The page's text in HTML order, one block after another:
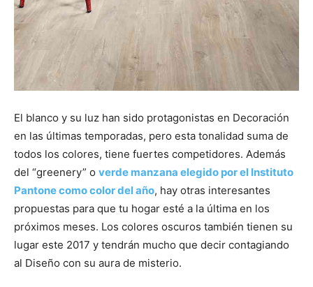
El blanco y su luz han sido protagonistas en Decoración
en las últimas temporadas, pero esta tonalidad suma de
todos los colores, tiene fuertes competidores. Además
del “greenery” o verde manzana elegido por el Instituto
Pantone como color del año, hay otras interesantes
propuestas para que tu hogar esté a la última en los
próximos meses. Los colores oscuros también tienen su
lugar este 2017 y tendrán mucho que decir contagiando
al Diseño con su aura de misterio.